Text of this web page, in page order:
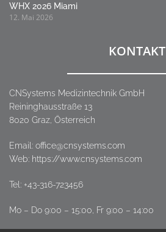
WHX 2026 Miami
12. Mai 2026
KONTAKT
CNSystems Medizintechnik GmbH
Reininghausstraße 13
8020 Graz, Österreich
Email: office@cnsystems.com
Web: https://www.cnsystems.com
Tel: +43-316-723456
Mo – Do 9:00 – 15:00, Fr 9:00 – 14:00